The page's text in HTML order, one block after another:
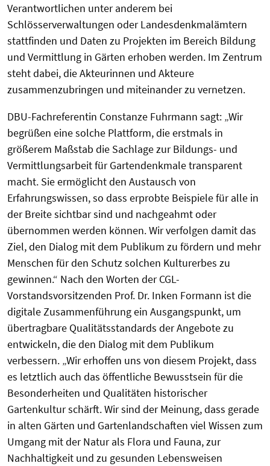
Verantwortlichen unter anderem bei
Schlösserverwaltungen oder Landesdenkmalämtern
stattfinden und Daten zu Projekten im Bereich Bildung
und Vermittlung in Gärten erhoben werden. Im Zentrum
steht dabei, die Akteurinnen und Akteure
zusammenzubringen und miteinander zu vernetzen.
DBU-Fachreferentin Constanze Fuhrmann sagt: „Wir
begrüßen eine solche Plattform, die erstmals in
größerem Maßstab die Sachlage zur Bildungs- und
Vermittlungsarbeit für Gartendenkmale transparent
macht. Sie ermöglicht den Austausch von
Erfahrungswissen, so dass erprobte Beispiele für alle in
der Breite sichtbar sind und nachgeahmt oder
übernommen werden können. Wir verfolgen damit das
Ziel, den Dialog mit dem Publikum zu fördern und mehr
Menschen für den Schutz solchen Kulturerbes zu
gewinnen.“ Nach den Worten der CGL-
Vorstandsvorsitzenden Prof. Dr. Inken Formann ist die
digitale Zusammenführung ein Ausgangspunkt, um
übertragbare Qualitätsstandards der Angebote zu
entwickeln, die den Dialog mit dem Publikum
verbessern. „Wir erhoffen uns von diesem Projekt, dass
es letztlich auch das öffentliche Bewusstsein für die
Besonderheiten und Qualitäten historischer
Gartenkultur schärft. Wir sind der Meinung, dass gerade
in alten Gärten und Gartenlandschaften viel Wissen zum
Umgang mit der Natur als Flora und Fauna, zur
Nachhaltigkeit und zu gesunden Lebensweisen